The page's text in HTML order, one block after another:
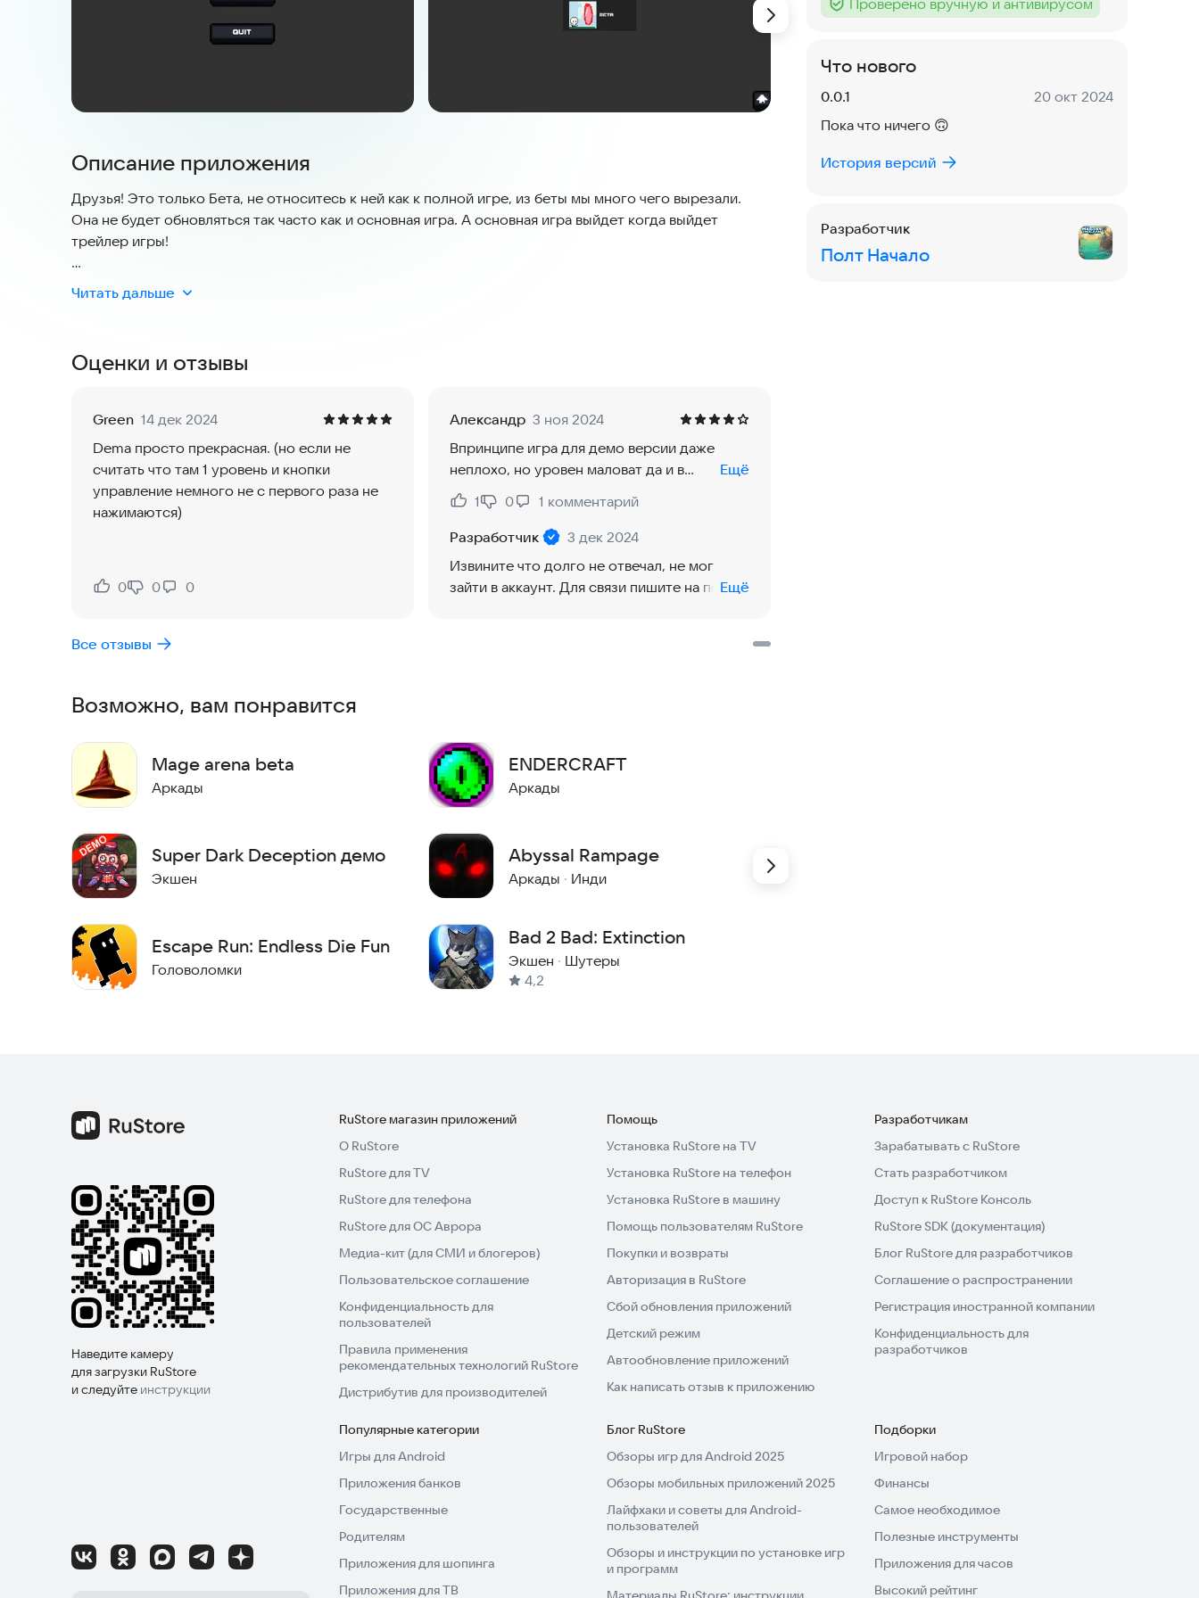
Описание приложения
Друзья! Это только Бета, не относитесь к ней как к полной игре, из беты мы много чего вырезали.
Она не будет обновляться так часто как и основная игра. А основная игра выйдет когда выйдет
трейлер игры!
Я вас всех люблю игроки ❤️❤️❤️
Читать дальше
Оценки и отзывы
Green 14 дек 2024
Dema просто прекрасная. (но если не
считать что там 1 уровень и кнопки
управление немного не с первого раза не
нажимаются)
Нравится:
0
Не нравится:
0 0
Александр 3 ноя 2024
Впринципе игра для демо версии даже
неплохо, но уровен маловат да и в
некоторых местах управление слабенькое,
а так очень даже неплохо. И можно как то
связатся с разработчиком? Например
Ещё
Нравится:
1
Не нравится:
0 1 комментарий
Разработчик
3 дек 2024
Извините что долго не отвечал, не мог
зайти в аккаунт. Для связи пишите на почту
Ещё
Все отзывы
Возможно, вам понравится
Mage arena beta
Аркады
Super Dark Deception демо
Экшен
Escape Run: Endless Die Fun
Головоломки
ENDERCRAFT
Аркады
Abyssal Rampage
Аркады · Инди
Bad 2 Bad: Extinction
Экшен · Шутеры
4,2
Тег :
Проверено вручную и антивирусом
Что нового
Версия:
0.0.1 Дата:
20 окт 2024
Пока что ничего 🙃
История версий
Разработчик
Полт Начало
Наведите камеру
для загрузки RuStore
и следуйте инструкции
RuStore магазин приложений
О RuStore
RuStore для TV
RuStore для телефона
RuStore для ОС Аврора
Медиа-кит (для СМИ и блогеров)
Пользовательское соглашение
Конфиденциальность для
пользователей
Правила применения
рекомендательных технологий RuStore
Дистрибутив для производителей
Помощь
Установка RuStore на TV
Установка RuStore на телефон
Установка RuStore в машину
Помощь пользователям RuStore
Покупки и возвраты
Авторизация в RuStore
Сбой обновления приложений
Детский режим
Автообновление приложений
Как написать отзыв к приложению
Разработчикам
Зарабатывать с RuStore
Стать разработчиком
Доступ к RuStore Консоль
RuStore SDK (документация)
Блог RuStore для разработчиков
Соглашение о распространении
Регистрация иностранной компании
Конфиденциальность для
разработчиков
Популярные категории
Игры для Android
Приложения банков
Государственные
Родителям
Приложения для шопинга
Приложения для ТВ
Блог RuStore
Обзоры игр для Android 2025
Обзоры мобильных приложений 2025
Лайфхаки и советы для Android-
пользователей
Обзоры и инструкции по установке игр
и программ
Подборки
Игровой набор
Финансы
Самое необходимое
Полезные инструменты
Приложения для часов
Высокий рейтинг